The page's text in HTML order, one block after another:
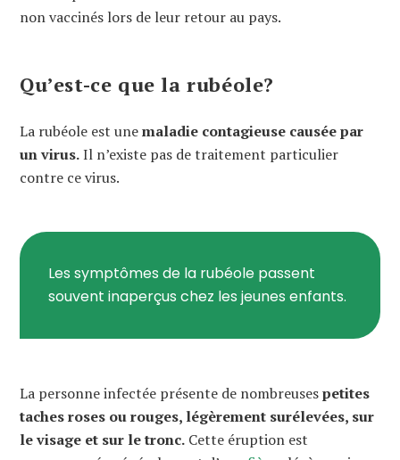
non vaccinés lors de leur retour au pays.
Qu’est-ce que la rubéole?
La rubéole est unemaladie contagieuse causée par
un virus.Il n’existe pas de traitement particulier
contre ce virus.
Les symptômes de la rubéole passent
souvent inaperçus chez les jeunes enfants.
La personne infectée présente de nombreusespetites
taches roses ou rouges, légèrement surélevées, sur
le visage et sur le tronc. Cette éruption est